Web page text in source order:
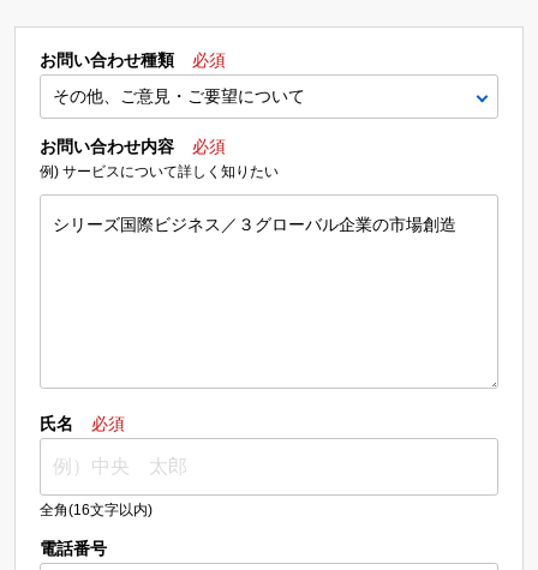
お問い合わせ種類 必須
お問い合わせ内容 必須
例) サービスについて詳しく知りたい
氏名 必須
全角(16文字以内)
電話番号